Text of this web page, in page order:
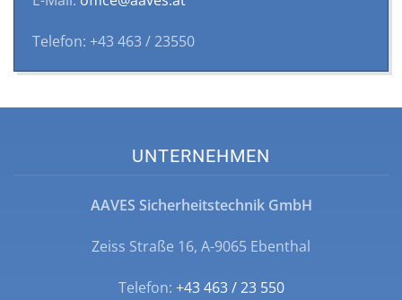
Telefon: +43 463 / 23550
UNTERNEHMEN
AAVES Sicherheitstechnik GmbH
Zeiss Straße 16, A-9065 Ebenthal
Telefon: +43 463 / 23 550